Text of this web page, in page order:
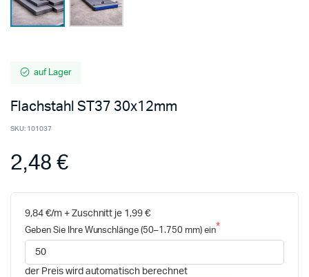
auf Lager
Flachstahl ST37 30x12mm
SKU: 101037
2,48 €
9,84 €/m + Zuschnitt je 1,99 €
Geben Sie Ihre Wunschlänge (50–1.750 mm) ein
der Preis wird automatisch berechnet